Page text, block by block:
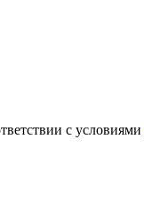
с условиями